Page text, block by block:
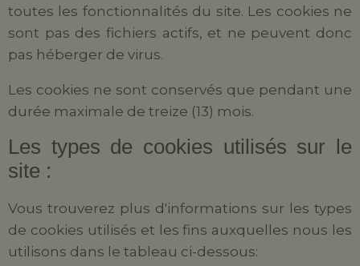
toutes les fonctionnalités du site. Les cookies ne
sont pas des fichiers actifs, et ne peuvent donc
pas héberger de virus.
Les cookies ne sont conservés que pendant une
durée maximale de treize (13) mois.
Les types de cookies utilisés sur le
site :
Vous trouverez plus d'informations sur les types
de cookies utilisés et les fins auxquelles nous les
utilisons dans le tableau ci-dessous: